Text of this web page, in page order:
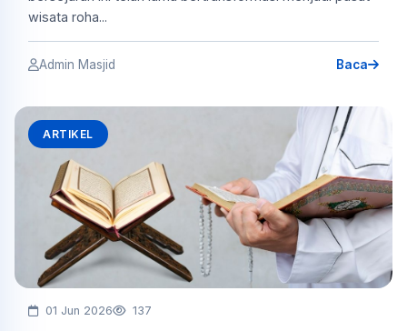
wisata roha...
Admin Masjid Baca
ARTIKEL
01 Jun 2026 137